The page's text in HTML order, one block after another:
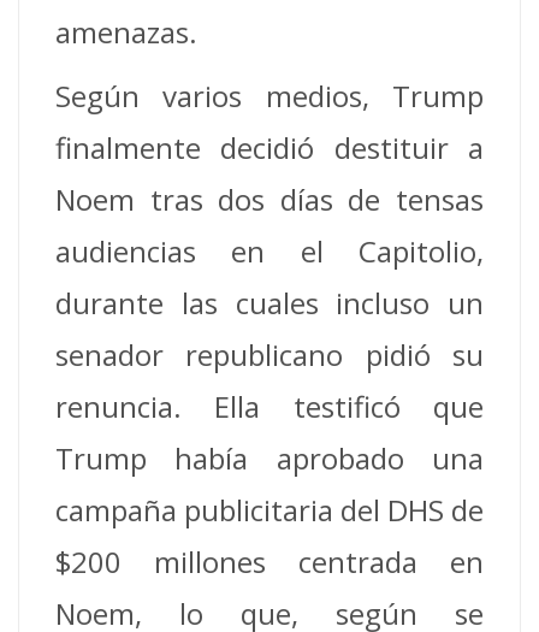
amenazas.
Según varios medios, Trump
finalmente decidió destituir a
Noem tras dos días de tensas
audiencias en el Capitolio,
durante las cuales incluso un
senador republicano pidió su
renuncia. Ella testificó que
Trump había aprobado una
campaña publicitaria del DHS de
$200 millones centrada en
Noem, lo que, según se